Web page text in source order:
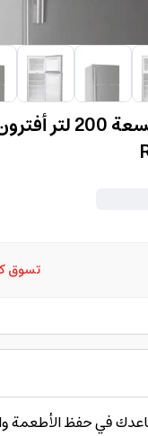
تسوق
في حفظ الأطعمة